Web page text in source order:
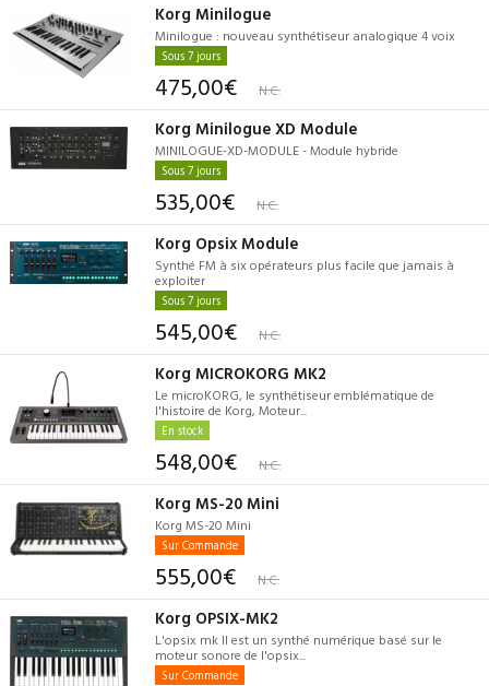
Korg Minilogue
Minilogue : nouveau synthétiseur analogique 4 voix
Sous 7 jours
475,00€ N.C.
Korg Minilogue XD Module
MINILOGUE-XD-MODULE - Module hybride
Sous 7 jours
535,00€ N.C.
Korg Opsix Module
Synthé FM à six opérateurs plus facile que jamais à
exploiter
Sous 7 jours
545,00€ N.C.
Korg MICROKORG MK2
Le microKORG, le synthétiseur emblématique de
l'histoire de Korg, Moteur...
En stock
548,00€ N.C.
Korg MS-20 Mini
Korg MS-20 Mini
Sur Commande
555,00€ N.C.
Korg OPSIX-MK2
L'opsix mk II est un synthé numérique basé sur le
moteur sonore de l'opsix...
Sur Commande